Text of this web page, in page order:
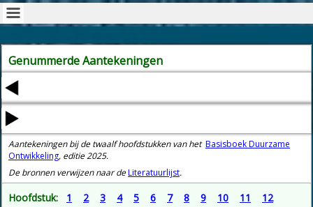
Genummerde Aantekeningen
Aantekeningen bij de twaalf hoofdstukken van het Basisboek Duurzame
Ontwikkeling, editie 2025.
De bronnen verwijzen naar deLiteratuurlijst.
Hoofdstuk: 1 2 3 4 5 6 7 8 9 10 11 12